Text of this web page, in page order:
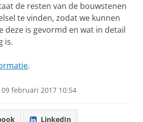
de resten van de bouwstenen
te vinden, zodat we kunnen
deze is gevormd en wat in detail
is.
.
09 februari 2017 10:54
LinkedIn